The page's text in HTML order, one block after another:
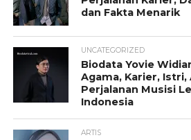
dan Fakta Menarik
UNCATEGORIZED
Biodata Yovie
Agama, Karier, Istri,
Perjalanan Musisi
Indonesia
ARTIS